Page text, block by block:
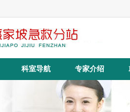
科室导航 专家介绍